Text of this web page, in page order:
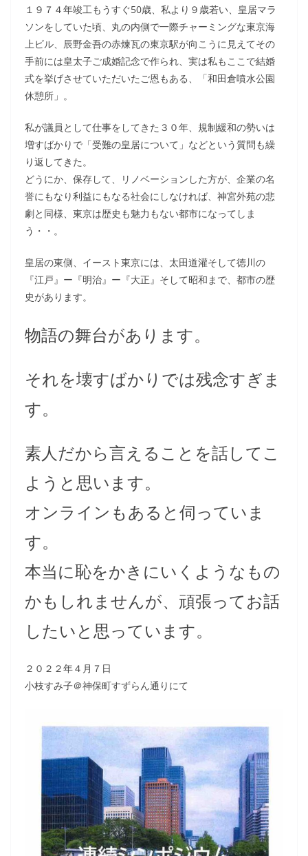
１９７４年竣工もうすぐ50歳、私より９歳若い、皇居マラ
ソンをしていた頃、丸の内側で一際チャーミングな東京海
上ビル、辰野金吾の赤煉瓦の東京駅が向こうに見えてその
手前には皇太子ご成婚記念で作られ、実は私もここで結婚
式を挙げさせていただいたご恩もある、「和田倉噴水公園
休憩所」。
私が議員として仕事をしてきた３０年、規制緩和の勢いは
増すばかりで「受難の皇居について」などという質問も繰
り返してきた。
どうにか、保存して、リノベーションした方が、企業の名
誉にもなり利益にもなる社会にしなければ、神宮外苑の悲
劇と同様、東京は歴史も魅力もない都市になってしま
う・・。
皇居の東側、イースト東京には、太田道灌そして徳川の
『江戸』ー『明治』ー『大正』そして昭和まで、都市の歴
史があります。
物語の舞台があります。
それを壊すばかりでは残念すぎま
す。
素人だから言えることを話してこ
ようと思います。
オンラインもあると伺っていま
す。
本当に恥をかきにいくようなもの
かもしれませんが、頑張ってお話
したいと思っています。
２０２２年４月７日
小枝すみ子＠神保町すずらん通りにて